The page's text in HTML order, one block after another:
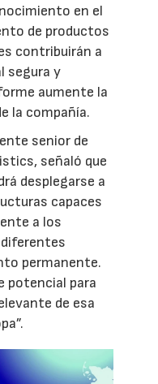
en el
de productos
contribuirán a
segura y
aumente la
la compañía.
senior de
señaló que
desplegarse a
capaces
a los
permanente.
potencial para
de esa